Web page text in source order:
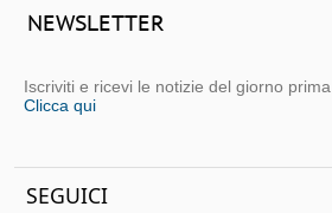
NEWSLETTER
Iscriviti e ricevi le notizie del giorno
Clicca qui
SEGUICI